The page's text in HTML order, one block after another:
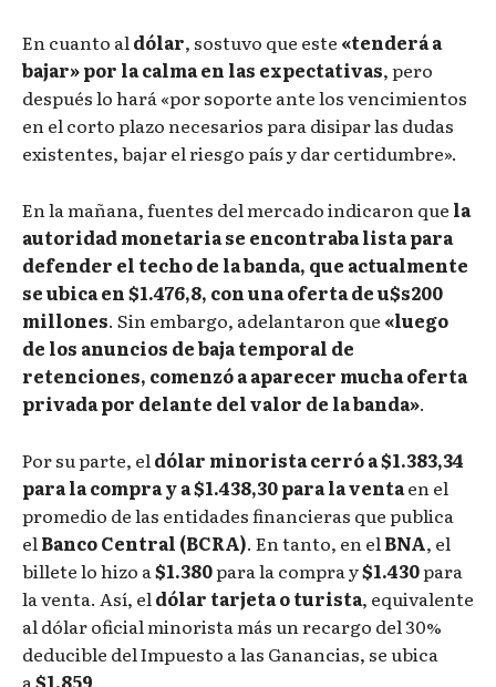
En cuanto al dólar, sostuvo que este «tenderá a
bajar» por la calma en las expectativas, pero
después lo hará «por soporte ante los vencimientos
en el corto plazo necesarios para disipar las dudas
existentes, bajar el riesgo país y dar certidumbre».
En la mañana, fuentes del mercado indicaron que la
autoridad monetaria se encontraba lista para
defender el techo de la banda, que actualmente
se ubica en $1.476,8, con una oferta de u$s200
millones. Sin embargo, adelantaron que «luego
de los anuncios de baja temporal de
retenciones, comenzó a aparecer mucha oferta
privada por delante del valor de la banda».
Por su parte, el dólar minorista cerró a $1.383,34
para la compra y a $1.438,30 para la ventaen el
promedio de las entidades financieras que publica
el Banco Central (BCRA). En tanto, en el BNA, el
billete lo hizo a $1.380para la compra y$1.430para
la venta. Así, el dólar tarjeta o turista, equivalente
al dólar oficial minorista más un recargo del 30%
deducible del Impuesto a las Ganancias, se ubica
a $1.859